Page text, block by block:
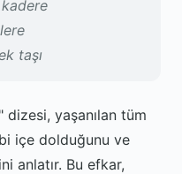
taşı
dizesi, yaşanılan tüm
içe dolduğunu ve
anlatır. Bu efkar,